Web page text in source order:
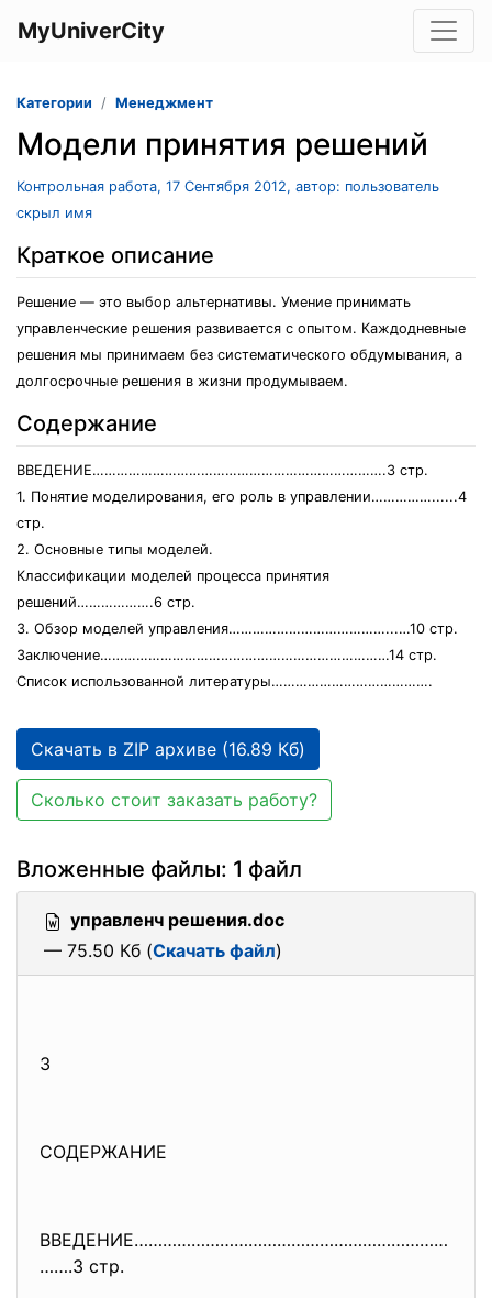
MyUniverCity
Категории Менеджмент
Модели принятия решений
Контрольная работа, 17 Сентября 2012, автор: пользователь
скрыл имя
Краткое описание
Решение — это выбор альтернативы. Умение принимать
управленческие решения развивается с опытом. Каждодневные
решения мы принимаем без систематического обдумывания, а
долгосрочные решения в жизни продумываем.
Содержание
ВВЕДЕНИЕ……………………………………………………………….3 стр.
1. Понятие моделирования, его роль в управлении……………......4
стр.
2. Основные типы моделей.
Классификации моделей процесса принятия
решений……………….6 стр.
3. Обзор моделей управления…………………………………...…10 стр.
Заключение………………………………………………………………14 стр.
Список использованной литературы………………………………….
Скачать в ZIP архиве (16.89 Кб)
Сколько стоит заказать работу?
Вложенные файлы: 1 файл
управленч решения.doc
— 75.50 Кб (Скачать файл)
3
СОДЕРЖАНИЕ
ВВЕДЕНИЕ…………………………………………………………
…….3 стр.